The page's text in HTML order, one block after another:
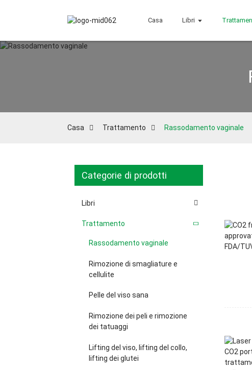
Casa Libri
Casa Trattamento Rassodamento vaginale
Categorie di prodotti
Libri
Trattamento
Rassodamento vaginale
Rimozione di smagliature e
cellulite
Pelle del viso sana
Rimozione dei peli e rimozione
dei tatuaggi
Lifting del viso, lifting del collo,
lifting dei glutei